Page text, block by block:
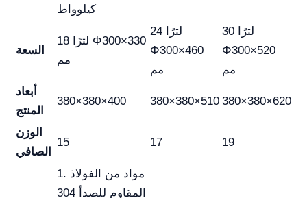
كيلوواط
السعة
18 لترًا Φ300×330
مم
24 لترًا
Φ300×460
مم
30 لترًا
Φ300×520
مم
أبعاد
المنتج
380×380×400 380×380×510 380×380×620
الوزن
الصافي
15 17 19
1. مواد من الفولاذ
المقاوم للصدأ 304